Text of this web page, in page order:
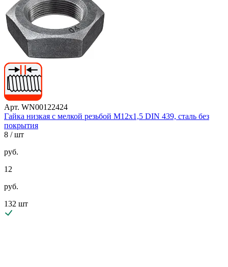
Арт. WN00122424
Гайка низкая с мелкой резьбой М12х1,5 DIN 439, сталь без
покрытия
8 / шт
руб.
12
руб.
132 шт